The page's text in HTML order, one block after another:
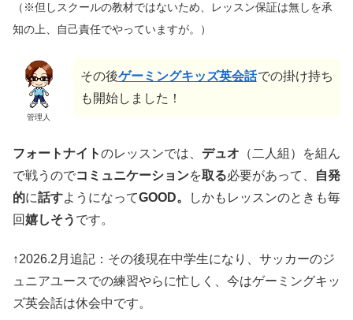
（※但しスクールの教材ではないため、レッスン保証は無しを承
知の上、自己責任でやっていますが。）
管理人
その後ゲーミングキッズ英会話での掛け持ち
も開始しました！
フォートナイトのレッスンでは、 デュオ （二人組）を組ん
で戦うのでコミュニケーションを取る必要があって、
自発
的に話すようになってGOOD。
しかもレッスンのときも毎
回嬉しそう です。
↑2026.2月追記：その後現在中学生になり、サッカーのジ
ュニアユースでの練習やらに忙しく、今はゲーミングキッ
ズ英会話は休会中です。